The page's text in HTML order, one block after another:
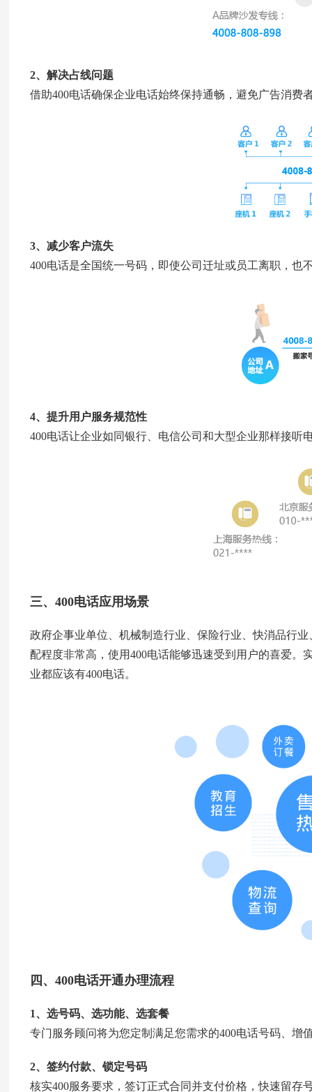
2、解决占线问题
借助400电话确保企业电话始终保持通畅，避免广告消费
3、减少客户流失
400电话是全国统一号码，即使公司迁址或员工离职，也
4、提升用户服务规范性
400电话让企业如同银行、电信公司和大型企业那样接听
三、400电话应用场景
政府企事业单位、机械制造行业、保险行业、快消品行
配程度非常高，使用400电话能够迅速受到用户的喜爱
业都应该有400电话。
四、 400电话开通办理流程
1、选号码、选功能、选套餐
专门服务顾问将为您定制满足您需求的400电话号码、增
2、签约付款、锁定号码
核实400服务要求，签订正式合同并支付价格，快速留存